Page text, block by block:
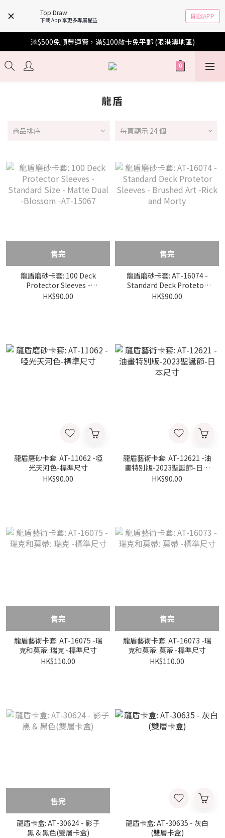
Top Draw
下載 App 享更多專屬權益 開啟APP
滿$500免順豐運費，滿$100散卡免平郵 (限港澳地區)
龍盾
商品排序 每頁顯示 24 個
售完
龍盾磨砂卡套: 100 Deck
Protector Sleeves -
Standard Size - Matte Dual
HK$90.00
售完
龍盾磨砂卡套: AT-16074 -
Standard Deck Protetor
Sleeves - Brushed Art -
HK$90.00
龍盾磨砂卡套: AT-11062 -啞
光天河色-標準尺寸
HK$90.00
龍盾藝術卡套: AT-12621 -油
畫特別版-2023聖誕節-日本
尺寸
HK$90.00
售完
龍盾藝術卡套: AT-16075 -瑞
克和莫蒂: 瑞克 -標準尺寸
HK$110.00
售完
龍盾藝術卡套: AT-16073 -瑞
克和莫蒂: 莫蒂 -標準尺寸
HK$110.00
售完
龍盾卡盒: AT-30624 - 影子
黑 & 黑色(雙層卡盒)
龍盾卡盒: AT-30635 - 灰白
(雙層卡盒)